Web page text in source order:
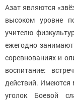
Азат являются
высоком уровне
учителю
ежегодно
соревнованиях и
воспитание:
действий. Имеются
уголок Боевой